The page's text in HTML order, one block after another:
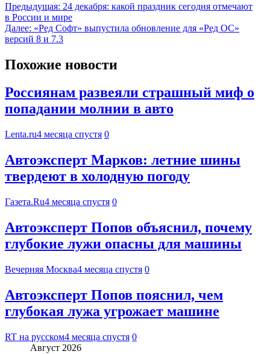
Предыдущая: 24 декабря: какой праздник сегодня отмечают
в России и мире
Далее: «Ред Софт» выпустила обновление для «Ред ОС»
версий 8 и 7.3
Похожие новости
Россиянам развеяли страшный миф о
попадании молнии в авто
Lenta.ru4 месяца спустя 0
Автоэксперт Марков: летние шины
твердеют в холодную погоду
Газета.Ru4 месяца спустя 0
Автоэксперт Попов объяснил, почему
глубокие лужи опасны для машины
Вечерняя Москва4 месяца спустя 0
Автоэксперт Попов пояснил, чем
глубокая лужа угрожает машине
RT на русском4 месяца спустя 0
Август 2026